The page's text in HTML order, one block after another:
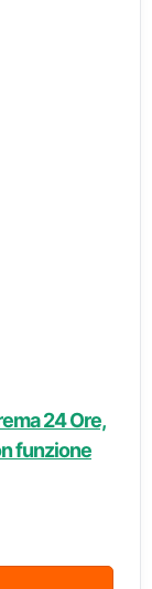
24 Ore,
funzione